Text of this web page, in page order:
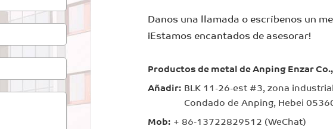
Danos una llamada o escríbenos un
¡Estamos encantados de asesorar!
Productos de metal de Anping Enzar
Añadir: BLK 11-26-est #3, zona
Condado de Anping, Hebei
Mob: + 86-13722829512 (WeChat)